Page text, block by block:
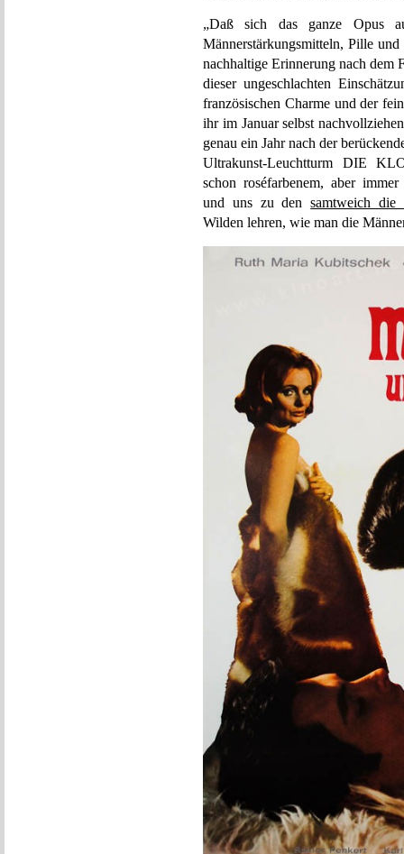
„Daß sich das ganze Opus
Männerstärkungsmitteln, Pille
nachhaltige Erinnerung nach dem
dieser ungeschlachten
französischen Charme und der
ihr im Januar selbst
genau ein Jahr nach der
Ultrakunst-Leuchtturm DIE
schon roséfarbenem, aber
und uns zu densamtweich die
Wilden lehren, wie man die